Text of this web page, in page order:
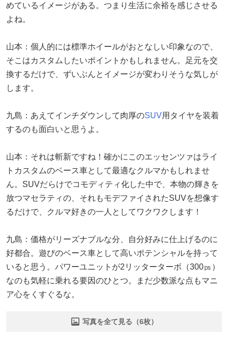
めているイメージがある。つまり生活に余裕を感じさせる
よね。
山本：個人的には標準ホイールがおとなしい印象なので、
そこはカスタムしたいポイントかもしれません。足元を交
換するだけで、ずいぶんとイメージが変わりそうな気しが
します。
九島：あえてインチダウンして肉厚のSUV用タイヤを装着
するのも面白いと思うよ。
山本：それは斬新ですね！確かにこのエッセンツァはライ
トカスタムのベース車として最適なクルマかもしれませ
ん。SUVだらけでコモディティ化した中で、本物の輝きを
放つマセラティの、それもモデファイされたSUVを想像す
るだけで、クルマ好きの一人としてワクワクします！
九島：価格がリーズナブルな分、自分好みに仕上げるのに
好都合。遊びのベース車として高いポテンシャルを持って
いると思う。パワーユニットが2リッターターボ（300㎰）
なのも気軽に乗れる要因のひとつ。まだ少数派な点もマニ
ア心をくすぐるな。
写真を全て見る（6枚）